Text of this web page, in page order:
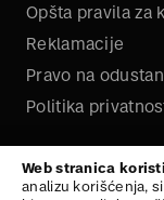
Opšta pravila za
Reklamacije
Pravo na
Politika
Kariera
Web stranica
analizu korišćenja,